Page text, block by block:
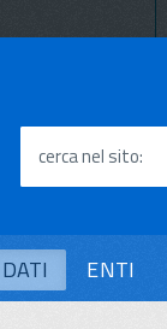
cerca nel sito
DATI ENTI